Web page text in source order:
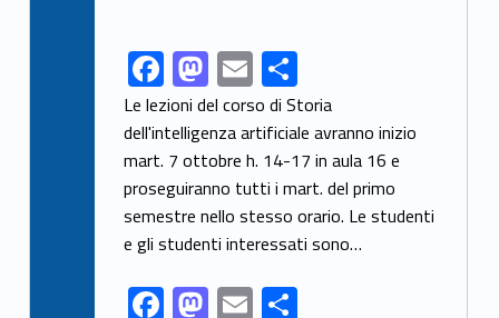
Link identifier share facebook archive #share-link-archive-85467F
ac
e
b
o
o
k
M
as
to
d
o
n
E
m
ai
l
C
o
n
di
vi
di
Le lezioni del corso di Storia
dell'intelligenza artificiale avranno inizio
mart. 7 ottobre h. 14-17 in aula 16 e
proseguiranno tutti i mart. del primo
semestre nello stesso orario. Le studenti
e gli studenti interessati sono…
F M E C